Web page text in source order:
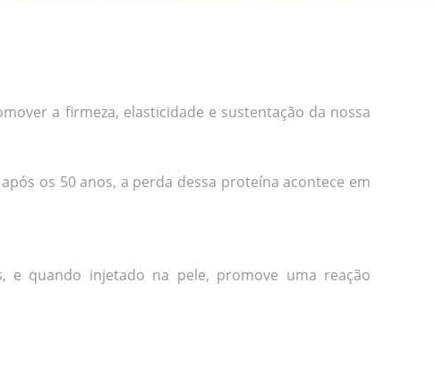
a firmeza, elasticidade e sustentação da nossa
os 50 anos, a perda dessa proteína acontece em
e quando injetado na pele, promove uma reação